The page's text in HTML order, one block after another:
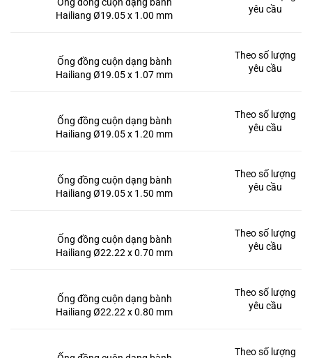
Hailiang Ø19.05 x 1.00 mm
yêu cầu
Ống đồng cuộn dạng bành
Hailiang Ø19.05 x 1.07 mm
Theo số lượng
yêu cầu
Ống đồng cuộn dạng bành
Hailiang Ø19.05 x 1.20 mm
Theo số lượng
yêu cầu
Ống đồng cuộn dạng bành
Hailiang Ø19.05 x 1.50 mm
Theo số lượng
yêu cầu
Ống đồng cuộn dạng bành
Hailiang Ø22.22 x 0.70 mm
Theo số lượng
yêu cầu
Ống đồng cuộn dạng bành
Hailiang Ø22.22 x 0.80 mm
Theo số lượng
yêu cầu
Theo số lượng